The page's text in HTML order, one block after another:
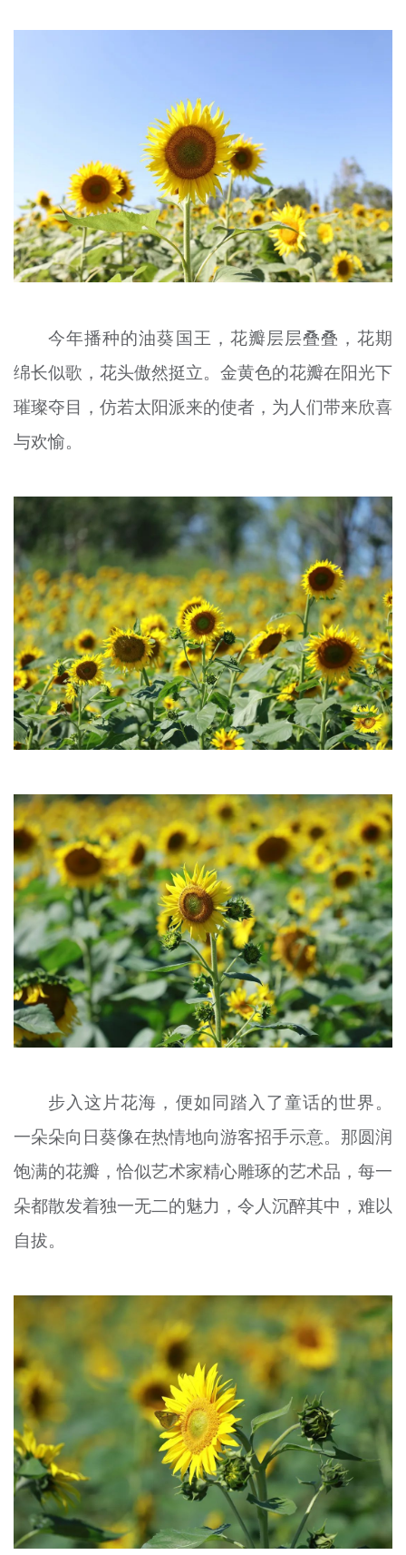
今年播种的油葵国王，花瓣层层叠叠，花期
绵长似歌，花头傲然挺立。金黄色的花瓣在阳光下
璀璨夺目，仿若太阳派来的使者，为人们带来欣喜
与欢愉。
步入这片花海，便如同踏入了童话的世界。
一朵朵向日葵像在热情地向游客招手示意。那圆润
饱满的花瓣，恰似艺术家精心雕琢的艺术品，每一
朵都散发着独一无二的魅力，令人沉醉其中，难以
自拔。